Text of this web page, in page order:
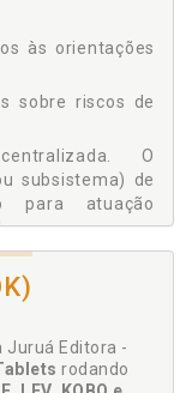
CIGE, p. 52
INTERNO, p. 54
DO MODELO DAS
OF INTERNAL
ICIF-2013 COMO
DE
E UM
INTERNOS
BASE PARA O
p. 67
- PONTOS DE
às orientações
sobre riscos de
O
subsistema) de
para atuação
48
para fins de
Juruá Editora -
rodando